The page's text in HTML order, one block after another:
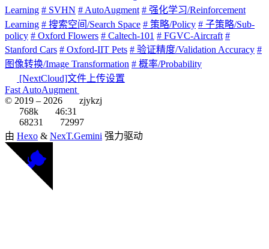
Learning # SVHN # AutoAugment # 强化学习/Reinforcement
Learning # 搜索空间/Search Space # 策略/Policy # 子策略/Sub-
policy # Oxford Flowers # Caltech-101 # FGVC-Aircraft #
Stanford Cars # Oxford-IIT Pets # 验证精度/Validation Accuracy #
图像转换/Image Transformation # 概率/Probability
[NextCloud]文件上传设置
Fast AutoAugment
© 2019 – 2026
zjykzj
768k
46:31
68231
72997
由 Hexo & NexT.Gemini 强力驱动